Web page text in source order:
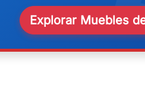
Explorar Muebles